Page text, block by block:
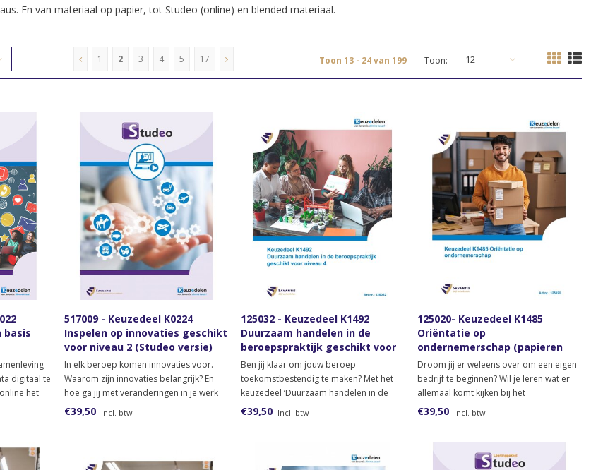
En van materiaal op papier, tot Studeo (online) en blended materiaal.
1 2 3 4 5 17 Toon 13 - 24 van 199 Toon: 12
basis
digitaal te
het
en
517009 - Keuzedeel K0224
Inspelen op innovaties geschikt
voor niveau 2 (Studeo versie)
In elk beroep komen innovaties voor.
Waarom zijn innovaties belangrijk? En
hoe ga jij met veranderingen in je werk
om? Vind jij het interessant om te leren
€39,50 Incl. btw
125032 - Keuzedeel K1492
Duurzaam handelen in de
beroepspraktijk geschikt voor
niveau 4 (Papieren versie)
Ben jij klaar om jouw beroep
toekomstbestendig te maken? Met het
keuzedeel ‘Duurzaam handelen in de
beroepspraktijk’ leer je hoe jij als
€39,50 Incl. btw
125020- Keuzedeel K1485
Oriëntatie op
ondernemerschap (papieren
versie)
Droom jij er weleens over om een eigen
bedrijf te beginnen? Wil je leren wat er
allemaal komt kijken bij het
ondernemen? Wil je te weten komen of
ondernemerscha
€39,50 Incl. btw